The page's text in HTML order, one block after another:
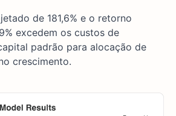
de 181,6% e o retorno
excedem os custos de
padrão para alocação de
crescimento.